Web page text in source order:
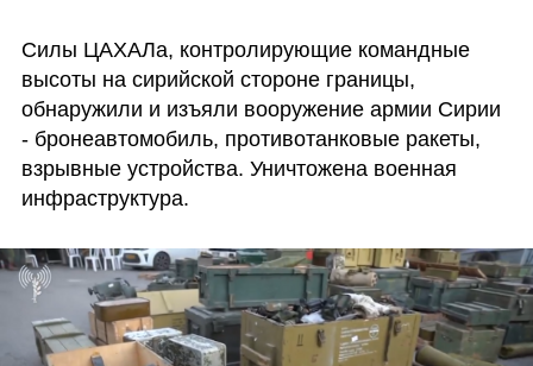
Силы ЦАХАЛа, контролирующие командные
высоты на сирийской стороне границы,
обнаружили и изъяли вооружение армии Сирии
- бронеавтомобиль, противотанковые ракеты,
взрывные устройства. Уничтожена военная
инфраструктура.